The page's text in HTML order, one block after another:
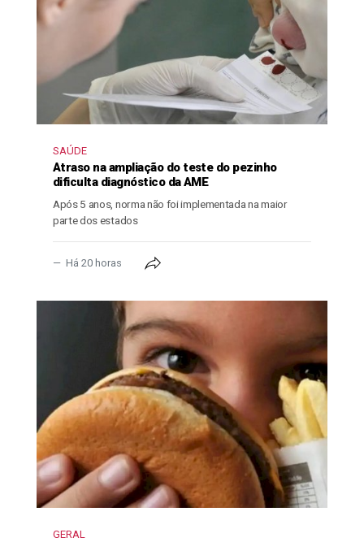
SAÚDE
Atraso na ampliação do teste do pezinho
dificulta diagnóstico da AME
Após 5 anos, norma não foi implementada na maior
parte dos estados
Há 20 horas
GERAL